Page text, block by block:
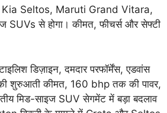
Kia Seltos, Maruti Grand Vitara,
से होगा। कीमत, फीचर्स और सेफ्टी
डिज़ाइन, दमदार परफॉर्मेंस, एडवांस
शुरुआती कीमत, 160 bhp तक की पावर,
मिड-साइज SUV सेगमेंट में बड़ा बदलाव